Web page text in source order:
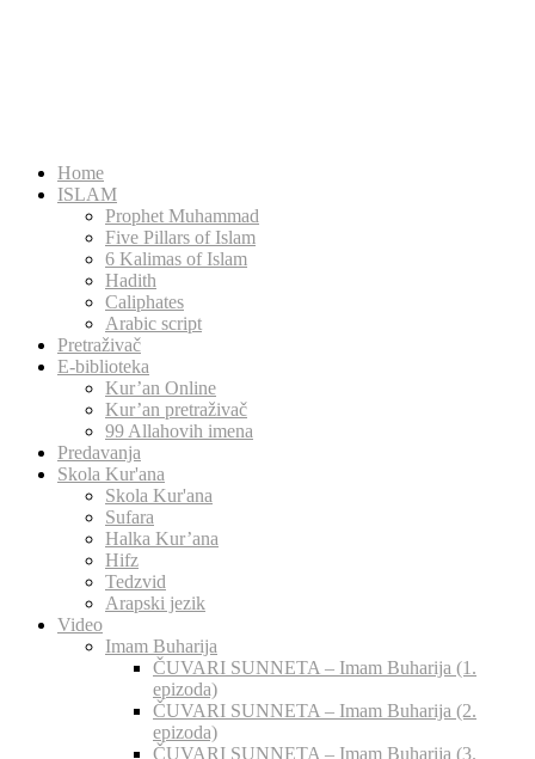
Home
ISLAM
Prophet Muhammad
Five Pillars of Islam
6 Kalimas of Islam
Hadith
Caliphates
Arabic script
Pretraživač
E-biblioteka
Kur’an Online
Kur’an pretraživač
99 Allahovih imena
Predavanja
Skola Kur'ana
Skola Kur'ana
Sufara
Halka Kur’ana
Hifz
Tedzvid
Arapski jezik
Video
Imam Buharija
ČUVARI SUNNETA – Imam Buharija (1.
epizoda)
ČUVARI SUNNETA – Imam Buharija (2.
epizoda)
ČUVARI SUNNETA – Imam Buharija (3.